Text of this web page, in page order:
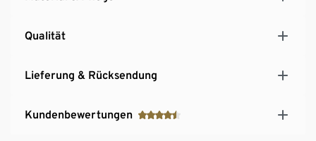
Qualität
Lieferung & Rücksendung
Kundenbewertungen